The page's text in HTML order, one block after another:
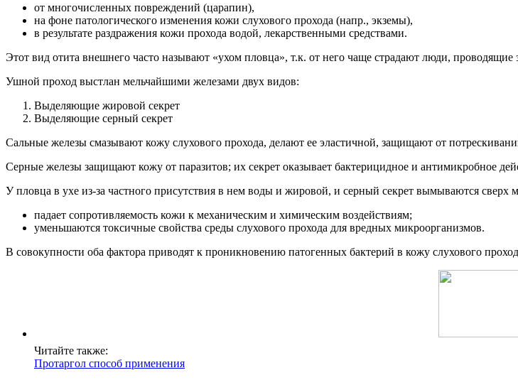
от многочисленных повреждений (царапин),
на фоне патологического изменения кожи слухового прохода (напр., экземы),
в результате раздражения кожи прохода водой, лекарственными средствами.
Этот вид отита внешнего часто называют «ухом пловца», т.к. от него чаще страдают люди, проводящие
Ушной проход выстлан мельчайшими железами двух видов:
Выделяющие жировой секрет
Выделяющие серный секрет
Сальные железы смазывают кожу слухового прохода, делают ее эластичной, защищают от
Серные железы защищают кожу от паразитов; их секрет оказывает бактерицидное и антимикробное
У пловца в ухе из-за частного присутствия в нем воды и жировой, и серный секрет вымываются сверх
падает сопротивляемость кожи к механическим и химическим воздействиям;
уменьшаются токсичные свойства среды слухового прохода для вредных микроорганизмов.
В совокупности оба фактора приводят к проникновению патогенных бактерий в кожу слухового
Читайте также:
Протаргол способ применения